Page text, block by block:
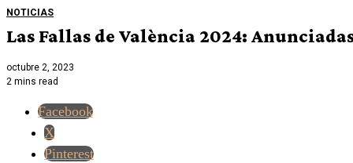
NOTICIAS
Las Fallas de València 2024:
octubre 2, 2023
2 mins read
Facebook
X
Pinterest